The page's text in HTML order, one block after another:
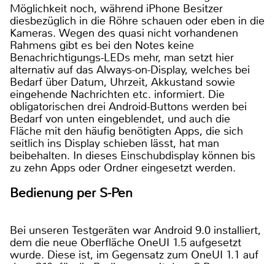
Möglichkeit noch, während iPhone Besitzer
diesbezüglich in die Röhre schauen oder eben in die
Kameras. Wegen des quasi nicht vorhandenen
Rahmens gibt es bei den Notes keine
Benachrichtigungs-LEDs mehr, man setzt hier
alternativ auf das Always-on-Display, welches bei
Bedarf über Datum, Uhrzeit, Akkustand sowie
eingehende Nachrichten etc. informiert. Die
obligatorischen drei Android-Buttons werden bei
Bedarf von unten eingeblendet, und auch die
Fläche mit den häufig benötigten Apps, die sich
seitlich ins Display schieben lässt, hat man
beibehalten. In dieses Einschubdisplay können bis
zu zehn Apps oder Ordner eingesetzt werden.
Bedienung per S-Pen
Bei unseren Testgeräten war Android 9.0 installiert,
dem die neue Oberfläche OneUI 1.5 aufgesetzt
wurde. Diese ist, im Gegensatz zum OneUI 1.1 auf